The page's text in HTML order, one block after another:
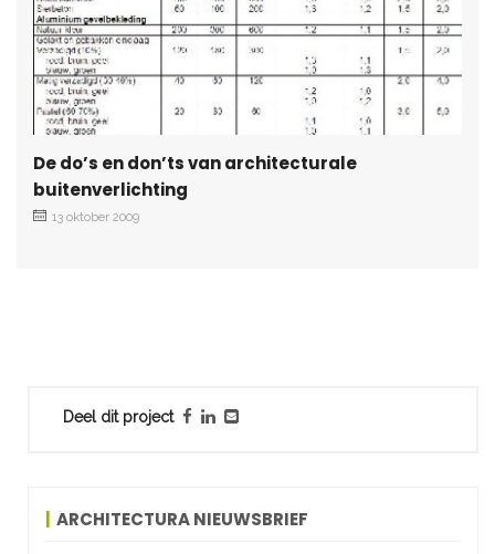
Deel dit project
ARCHITECTURA NIEUWSBRIEF
De do’s en don’ts van architecturale
buitenverlichting
13 oktober 2009